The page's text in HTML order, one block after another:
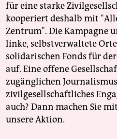
für eine starke
kooperiert deshalb mit
Zentrum". Die Kampagne
linke, selbstverwaltete
solidarischen Fonds für
auf. Eine offene
zugänglichen
zivilgesellschaftliches
auch? Dann machen Sie
unsere Aktion.